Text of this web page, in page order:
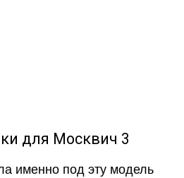
для Москвич 3
именно под эту модель